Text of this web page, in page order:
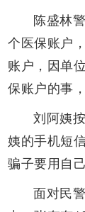
陈盛林
个医保账户
账户，因单
保账户的事
刘阿姨
姨的手机短
骗子要用自
面对民